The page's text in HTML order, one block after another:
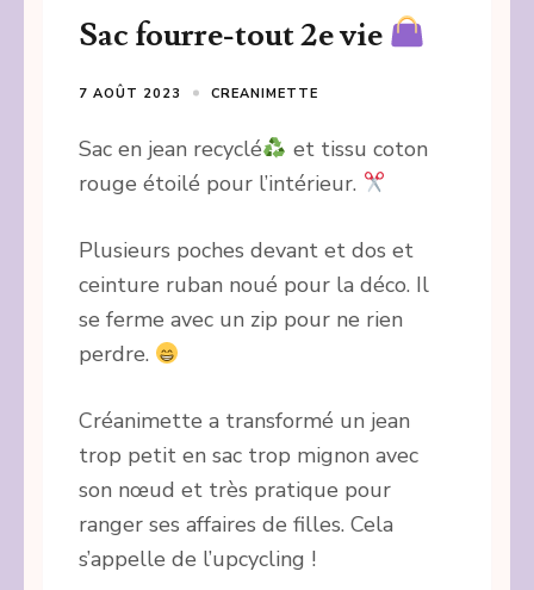
Sac fourre-tout 2e vie
7 AOÛT 2023 CREANIMETTE
Sac en jean recyclé
et tissu coton
rouge étoilé pour l’intérieur.
Plusieurs poches devant et dos et
ceinture ruban noué pour la déco. Il
se ferme avec un zip pour ne rien
perdre.
Créanimette a transformé un jean
trop petit en sac trop mignon avec
son nœud et très pratique pour
ranger ses affaires de filles. Cela
s’appelle de l’upcycling !